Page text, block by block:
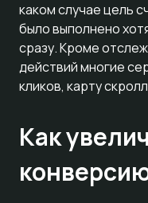
каком случае цель
было выполнено
сразу. Кроме
действий многие
кликов, карту
Как